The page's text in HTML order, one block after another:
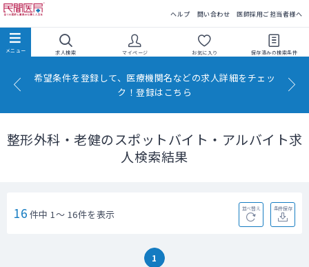
ヘルプ 問い合わせ 医師採用ご担当者様へ
求人検索 マイページ お気に入り 保存済みの検索条件
希望条件を登録して、医療機関名などの求人詳細をチェッ
ク！登録はこちら
整形外科・老健のスポットバイト・アルバイト求
人検索結果
16 件中 1～ 16件を表示 並べ替え 条件保存
1